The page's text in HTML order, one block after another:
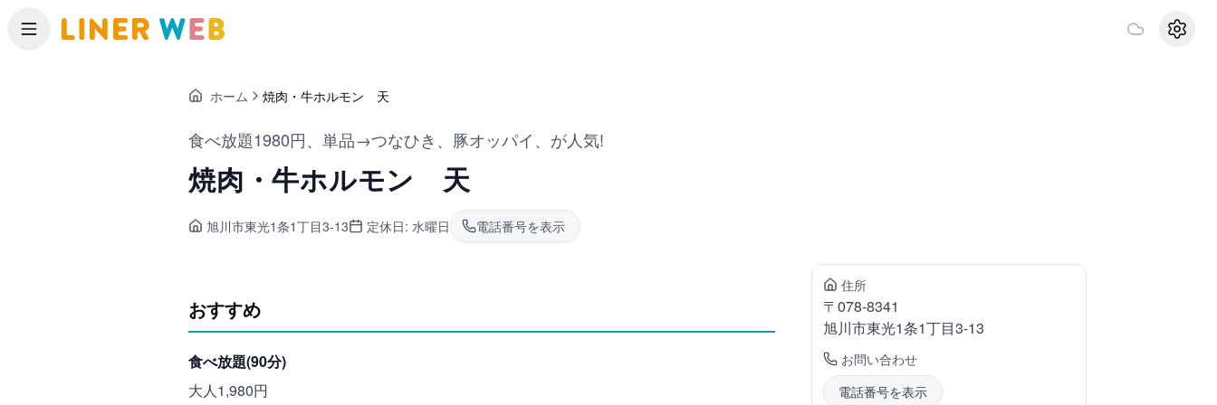
メニュー 設定
ホーム 焼肉・牛ホルモン 天
食べ放題1980円、単品→つなひき、豚オッパイ、が人気!
焼肉・牛ホルモン 天
旭川市東光1条1丁目3-13 定休日: 水曜日 電話番号を表示
おすすめ
食べ放題(90分)
大人1,980円
住所
〒078-8341
旭川市東光1条1丁目3-13
お問い合わせ
電話番号を表示